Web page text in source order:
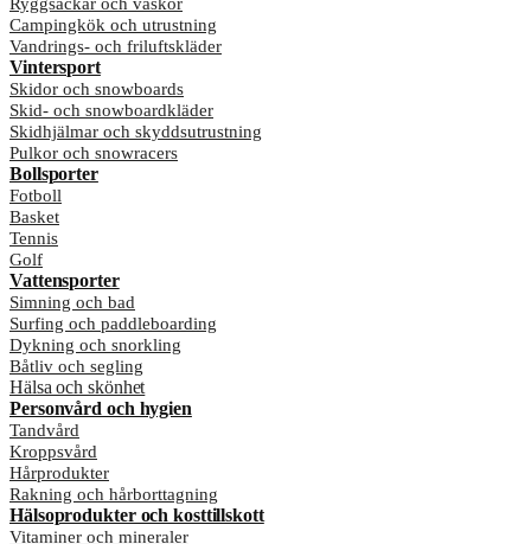
Campingkök och utrustning
Vandrings- och friluftskläder
Vintersport
Skidor och snowboards
Skid- och snowboardkläder
Skidhjälmar och skyddsutrustning
Pulkor och snowracers
Bollsporter
Fotboll
Basket
Tennis
Golf
Vattensporter
Simning och bad
Surfing och paddleboarding
Dykning och snorkling
Båtliv och segling
Hälsa och skönhet
Personvård och hygien
Tandvård
Kroppsvård
Hårprodukter
Rakning och hårborttagning
Hälsoprodukter och kosttillskott
Vitaminer och mineraler